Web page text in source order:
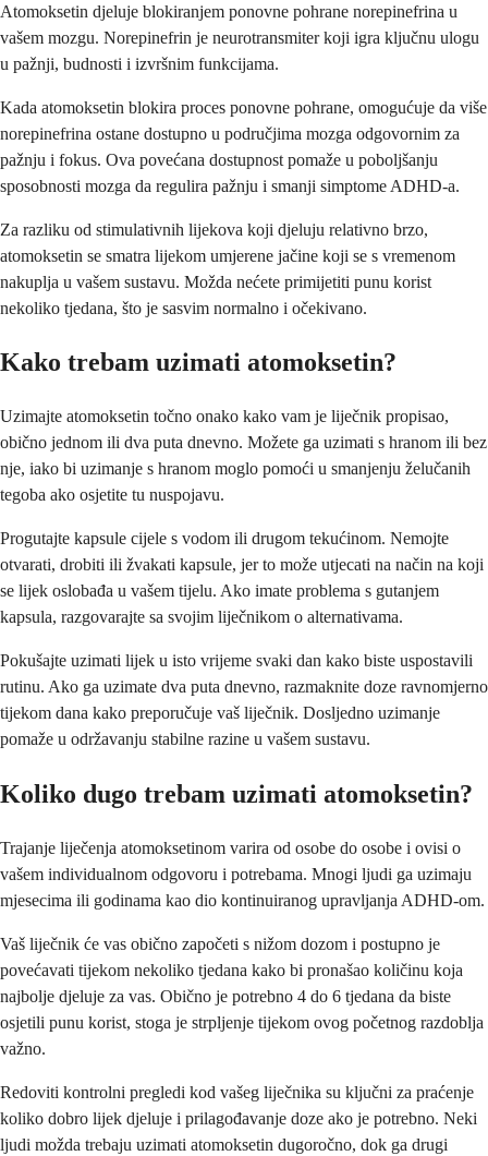
Atomoksetin djeluje blokiranjem ponovne pohrane norepinefrina u
vašem mozgu. Norepinefrin je neurotransmiter koji igra ključnu ulogu
u pažnji, budnosti i izvršnim funkcijama.
Kada atomoksetin blokira proces ponovne pohrane, omogućuje da više
norepinefrina ostane dostupno u područjima mozga odgovornim za
pažnju i fokus. Ova povećana dostupnost pomaže u poboljšanju
sposobnosti mozga da regulira pažnju i smanji simptome ADHD-a.
Za razliku od stimulativnih lijekova koji djeluju relativno brzo,
atomoksetin se smatra lijekom umjerene jačine koji se s vremenom
nakuplja u vašem sustavu. Možda nećete primijetiti punu korist
nekoliko tjedana, što je sasvim normalno i očekivano.
Kako trebam uzimati atomoksetin?
Uzimajte atomoksetin točno onako kako vam je liječnik propisao,
obično jednom ili dva puta dnevno. Možete ga uzimati s hranom ili bez
nje, iako bi uzimanje s hranom moglo pomoći u smanjenju želučanih
tegoba ako osjetite tu nuspojavu.
Progutajte kapsule cijele s vodom ili drugom tekućinom. Nemojte
otvarati, drobiti ili žvakati kapsule, jer to može utjecati na način na koji
se lijek oslobađa u vašem tijelu. Ako imate problema s gutanjem
kapsula, razgovarajte sa svojim liječnikom o alternativama.
Pokušajte uzimati lijek u isto vrijeme svaki dan kako biste uspostavili
rutinu. Ako ga uzimate dva puta dnevno, razmaknite doze ravnomjerno
tijekom dana kako preporučuje vaš liječnik. Dosljedno uzimanje
pomaže u održavanju stabilne razine u vašem sustavu.
Koliko dugo trebam uzimati atomoksetin?
Trajanje liječenja atomoksetinom varira od osobe do osobe i ovisi o
vašem individualnom odgovoru i potrebama. Mnogi ljudi ga uzimaju
mjesecima ili godinama kao dio kontinuiranog upravljanja ADHD-om.
Vaš liječnik će vas obično započeti s nižom dozom i postupno je
povećavati tijekom nekoliko tjedana kako bi pronašao količinu koja
najbolje djeluje za vas. Obično je potrebno 4 do 6 tjedana da biste
osjetili punu korist, stoga je strpljenje tijekom ovog početnog razdoblja
važno.
Redoviti kontrolni pregledi kod vašeg liječnika su ključni za praćenje
koliko dobro lijek djeluje i prilagođavanje doze ako je potrebno. Neki
ljudi možda trebaju uzimati atomoksetin dugoročno, dok ga drugi